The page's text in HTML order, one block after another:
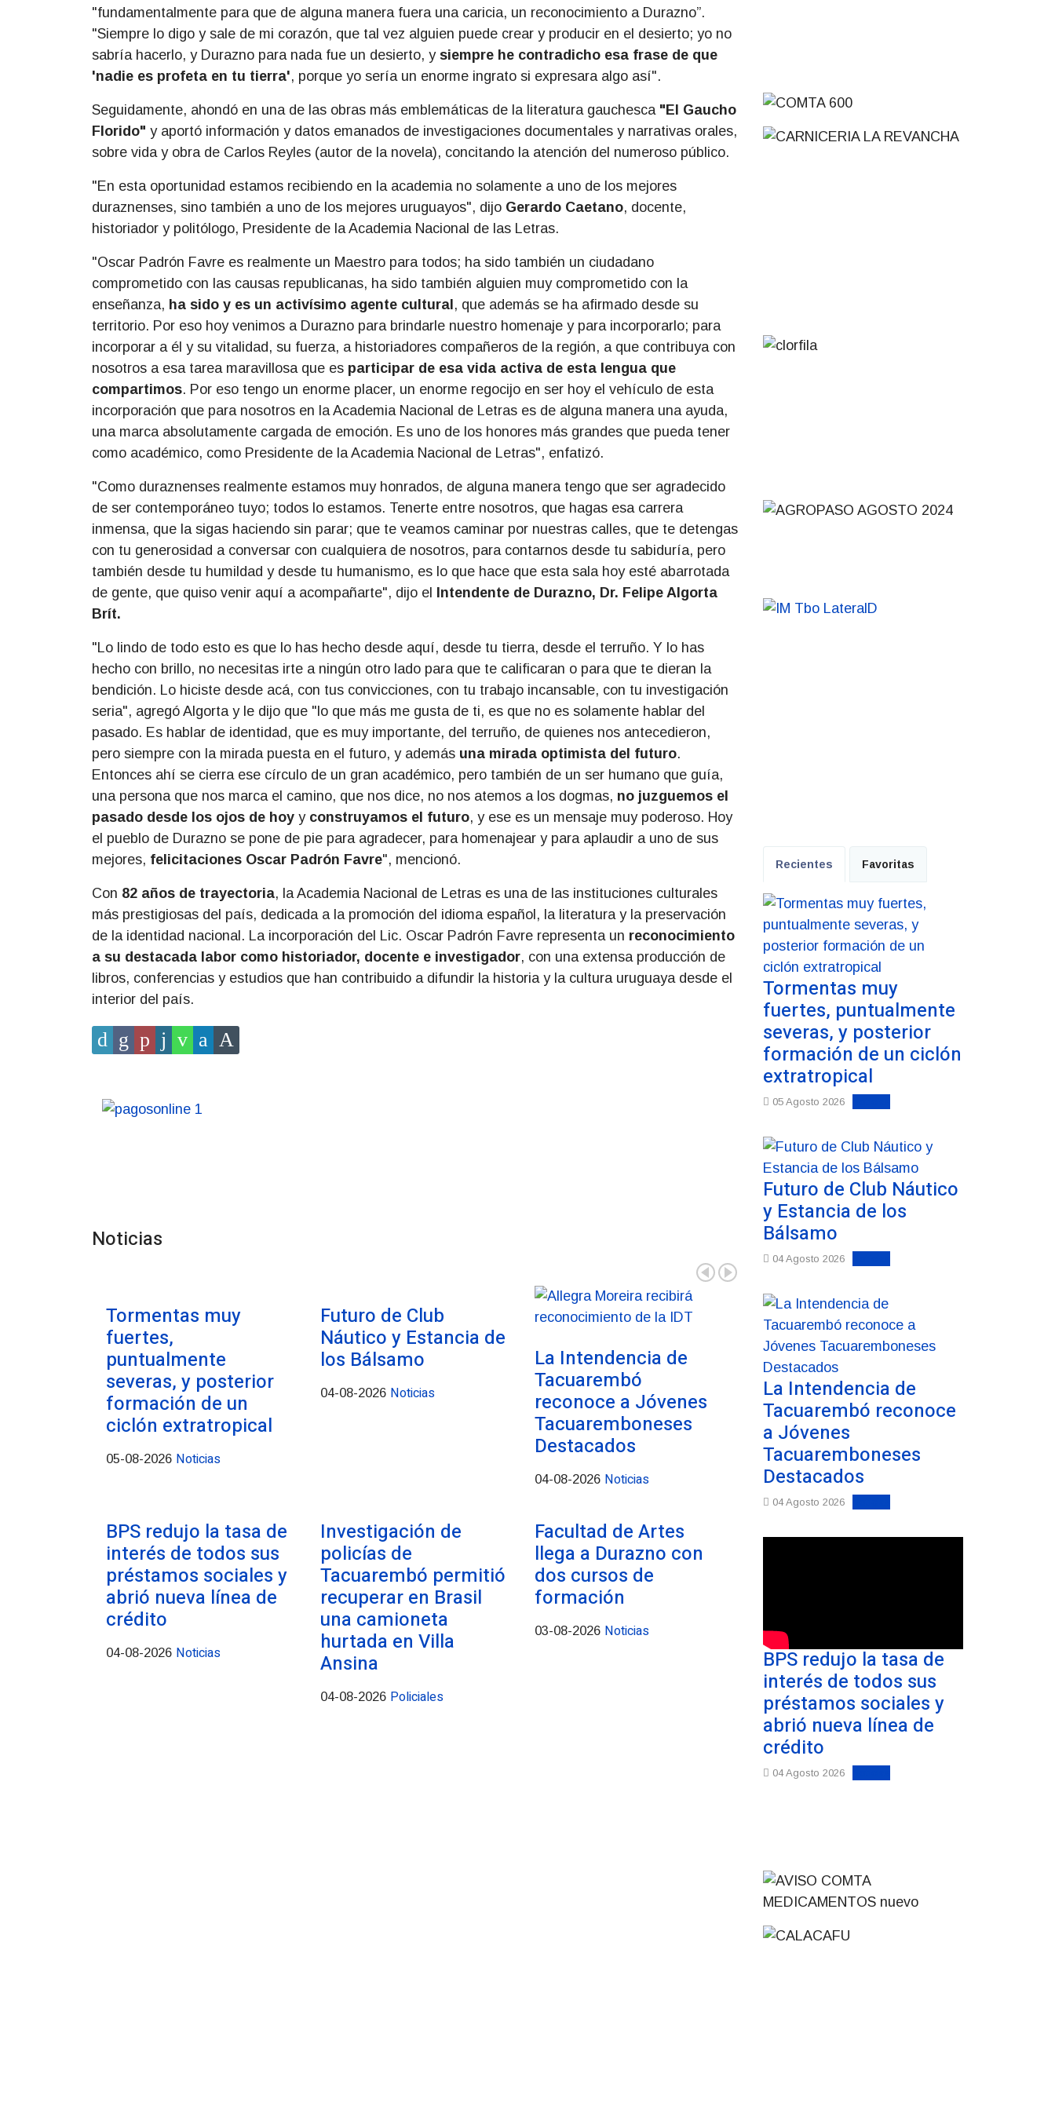
"fundamentalmente para que de alguna manera fuera una caricia, un reconocimiento a Durazno”.
"Siempre lo digo y sale de mi corazón, que tal vez alguien puede crear y producir en el desierto; yo no
sabría hacerlo, y Durazno para nada fue un desierto, y siempre he contradicho esa frase de que
'nadie es profeta en tu tierra', porque yo sería un enorme ingrato si expresara algo así".
Seguidamente, ahondó en una de las obras más emblemáticas de la literatura gauchesca "El Gaucho
Florido" y aportó información y datos emanados de investigaciones documentales y narrativas orales,
sobre vida y obra de Carlos Reyles (autor de la novela), concitando la atención del numeroso público.
"En esta oportunidad estamos recibiendo en la academia no solamente a uno de los mejores
duraznenses, sino también a uno de los mejores uruguayos", dijo Gerardo Caetano, docente,
historiador y politólogo, Presidente de la Academia Nacional de las Letras.
"Oscar Padrón Favre es realmente un Maestro para todos; ha sido también un ciudadano
comprometido con las causas republicanas, ha sido también alguien muy comprometido con la
enseñanza, ha sido y es un activísimo agente cultural , que además se ha afirmado desde su
territorio. Por eso hoy venimos a Durazno para brindarle nuestro homenaje y para incorporarlo; para
incorporar a él y su vitalidad, su fuerza, a historiadores compañeros de la región, a que contribuya con
nosotros a esa tarea maravillosa que es participar de esa vida activa de esta lengua que
compartimos. Por eso tengo un enorme placer, un enorme regocijo en ser hoy el vehículo de esta
incorporación que para nosotros en la Academia Nacional de Letras es de alguna manera una ayuda,
una marca absolutamente cargada de emoción. Es uno de los honores más grandes que pueda tener
como académico, como Presidente de la Academia Nacional de Letras", enfatizó.
"Como duraznenses realmente estamos muy honrados, de alguna manera tengo que ser agradecido
de ser contemporáneo tuyo; todos lo estamos. Tenerte entre nosotros, que hagas esa carrera
inmensa, que la sigas haciendo sin parar; que te veamos caminar por nuestras calles, que te detengas
con tu generosidad a conversar con cualquiera de nosotros, para contarnos desde tu sabiduría, pero
también desde tu humildad y desde tu humanismo, es lo que hace que esta sala hoy esté abarrotada
de gente, que quiso venir aquí a acompañarte", dijo el
Intendente de Durazno, Dr. Felipe Algorta
Brít.
"Lo lindo de todo esto es que lo has hecho desde aquí, desde tu tierra, desde el terruño. Y lo has
hecho con brillo, no necesitas irte a ningún otro lado para que te calificaran o para que te dieran la
bendición. Lo hiciste desde acá, con tus convicciones, con tu trabajo incansable, con tu investigación
seria", agregó Algorta y le dijo que "lo que más me gusta de ti, es que no es solamente hablar del
pasado. Es hablar de identidad, que es muy importante, del terruño, de quienes nos antecedieron,
pero siempre con la mirada puesta en el futuro, y además una mirada optimista del futuro.
Entonces ahí se cierra ese círculo de un gran académico, pero también de un ser humano que guía,
una persona que nos marca el camino, que nos dice, no nos atemos a los dogmas, no juzguemos el
pasado desde los ojos de hoy y construyamos el futuro, y ese es un mensaje muy poderoso. Hoy
el pueblo de Durazno se pone de pie para agradecer, para homenajear y para aplaudir a uno de sus
mejores, felicitaciones Oscar Padrón Favre", mencionó.
Con 82 años de trayectoria, la Academia Nacional de Letras es una de las instituciones culturales
más prestigiosas del país, dedicada a la promoción del idioma español, la literatura y la preservación
de la identidad nacional. La incorporación del Lic. Oscar Padrón Favre representa un reconocimiento
a su destacada labor como historiador, docente e investigador, con una extensa producción de
libros, conferencias y estudios que han contribuido a difundir la historia y la cultura uruguaya desde el
interior del país.
Noticias
Tormentas muy
fuertes,
puntualmente
severas, y posterior
formación de un
ciclón extratropical
05-08-2026 Noticias
Futuro de Club
Náutico y Estancia de
los Bálsamo
04-08-2026 Noticias
La Intendencia de
Tacuarembó
reconoce a Jóvenes
Tacuaremboneses
Destacados
04-08-2026 Noticias
BPS redujo la tasa de
interés de todos sus
préstamos sociales y
abrió nueva línea de
crédito
04-08-2026 Noticias
Investigación de
policías de
Tacuarembó permitió
recuperar en Brasil
una camioneta
hurtada en Villa
Ansina
04-08-2026 Policiales
Facultad de Artes
llega a Durazno con
dos cursos de
formación
03-08-2026 Noticias
Recientes Favoritas
Tormentas muy
fuertes, puntualmente
severas, y posterior
formación de un ciclón
extratropical
05 Agosto 2026
Futuro de Club Náutico
y Estancia de los
Bálsamo
04 Agosto 2026
La Intendencia de
Tacuarembó reconoce
a Jóvenes
Tacuaremboneses
Destacados
04 Agosto 2026
BPS redujo la tasa de
interés de todos sus
préstamos sociales y
abrió nueva línea de
crédito
04 Agosto 2026